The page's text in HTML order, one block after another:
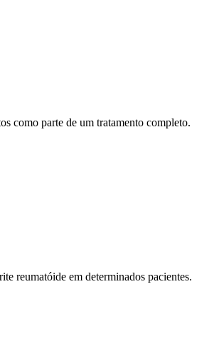
como parte de um tratamento completo.
reumatóide em determinados pacientes.